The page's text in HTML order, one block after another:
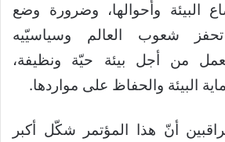
وأحوالها، وضرورة وضع
شعوب العالم وسياسيّيه
من أجل بيئة حيّة ونظيفة،
البيئة والحفاظ على مواردها.
أنّ هذا المؤتمر شكّل أكبر